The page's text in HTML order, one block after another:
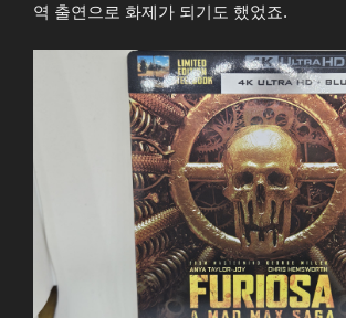
역 출연으로 화제가 되기도 했었죠.